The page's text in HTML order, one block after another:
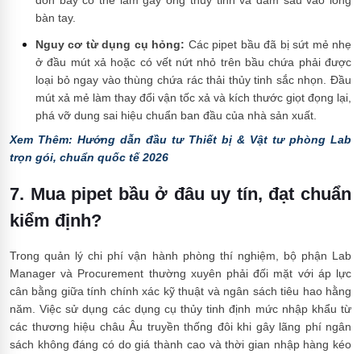
bàn tay.
Nguy cơ từ dụng cụ hỏng: Các pipet bầu đã bị sứt mẻ nhẹ
ở đầu mút xả hoặc có vết nứt nhỏ trên bầu chứa phải được
loại bỏ ngay vào thùng chứa rác thải thủy tinh sắc nhọn. Đầu
mút xả mẻ làm thay đổi vận tốc xả và kích thước giọt đọng lại,
phá vỡ dung sai hiệu chuẩn ban đầu của nhà sản xuất.
Xem Thêm: Hướng dẫn đầu tư Thiết bị & Vật tư phòng Lab
trọn gói, chuẩn quốc tế 2026
7. Mua pipet bầu ở đâu uy tín, đạt chuẩn
kiểm định?
Trong quản lý chi phí vận hành phòng thí nghiệm, bộ phận Lab
Manager và Procurement thường xuyên phải đối mặt với áp lực
cân bằng giữa tính chính xác kỹ thuật và ngân sách tiêu hao hằng
năm. Việc sử dụng các dụng cụ thủy tinh định mức nhập khẩu từ
các thương hiệu châu Âu truyền thống đôi khi gây lãng phí ngân
sách không đáng có do giá thành cao và thời gian nhập hàng kéo